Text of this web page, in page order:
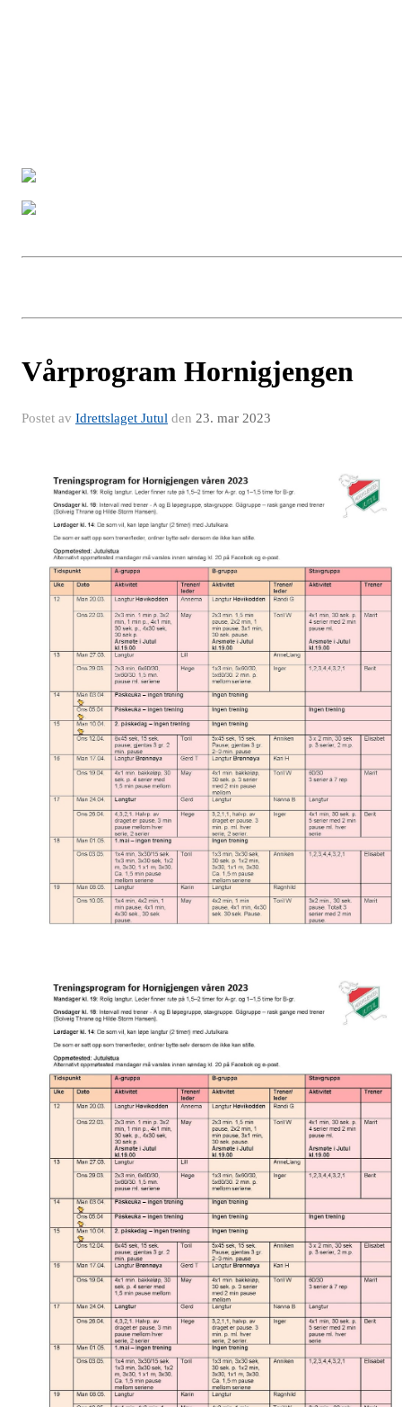
Vårprogram Hornigjengen
Postet av Idrettslaget Jutul den 23. mar 2023